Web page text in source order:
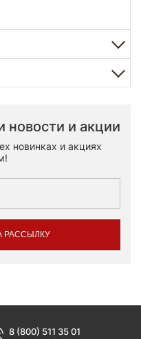
новости и акции
новинках и акциях
РАССЫЛКУ
8 (800) 511 35 01